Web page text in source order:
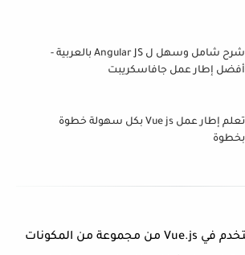
شرح شامل وسهل ل Angular JS بالعربية -
أفضل إطار عمل جافاسكريبت
تعلم إطار عمل Vue js بكل سهولة خطوة
بخطوة
تتألف واجهة المستخدم في Vue.js من مجموعة من المكونات